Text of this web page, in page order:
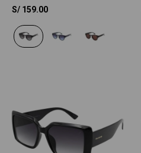
Chilli Beans Natal
S/ 159.00